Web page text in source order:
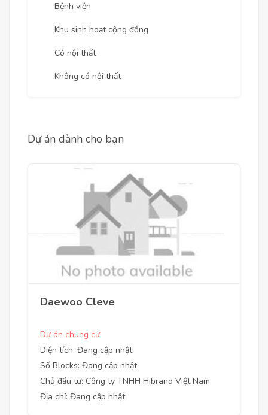
Bệnh viện
Khu sinh hoạt cộng đồng
Có nội thất
Không có nội thất
Dự án dành cho bạn
Daewoo Cleve
Dự án chung cư
Diện tích: Đang cập nhật
Số Blocks: Đang cập nhật
Chủ đầu tư: Công ty TNHH Hibrand Việt Nam
Địa chỉ: Đang cập nhật